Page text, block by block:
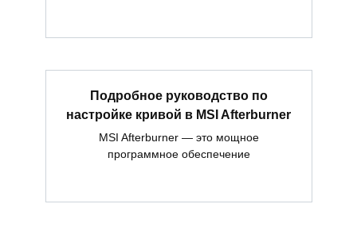
Подробное руководство по
настройке кривой в MSI Afterburner
MSI Afterburner — это мощное
программное обеспечение